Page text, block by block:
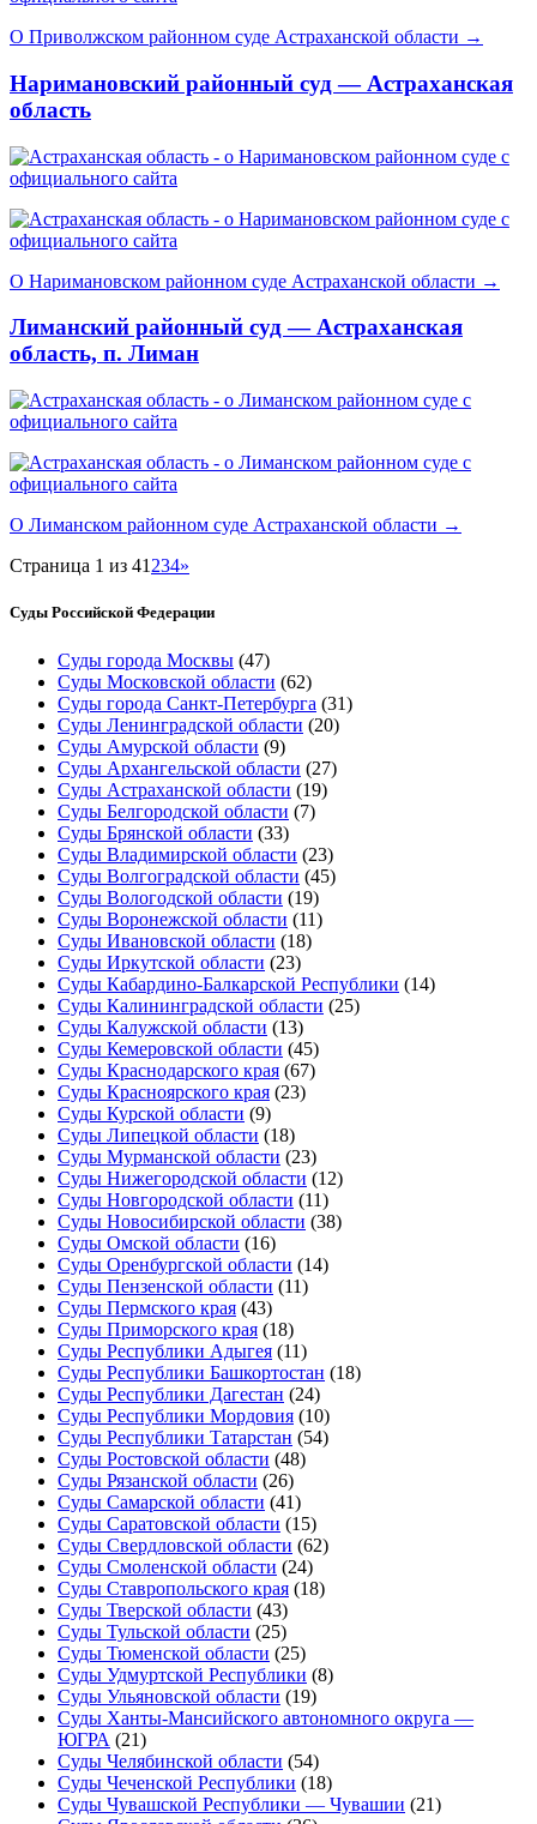
О Приволжском районном суде Астраханской области →
Наримановский районный суд — Астраханская
область
О Наримановском районном суде Астраханской области →
Лиманский районный суд — Астраханская
область, п. Лиман
О Лиманском районном суде Астраханской области →
Страница 1 из 41 234»
Суды Российской Федерации
Суды города Москвы (47)
Суды Московской области (62)
Суды города Санкт-Петербурга (31)
Суды Ленинградской области (20)
Суды Амурской области (9)
Суды Архангельской области (27)
Суды Астраханской области (19)
Суды Белгородской области (7)
Суды Брянской области (33)
Суды Владимирской области (23)
Суды Волгоградской области (45)
Суды Вологодской области (19)
Суды Воронежской области (11)
Суды Ивановской области (18)
Суды Иркутской области (23)
Суды Кабардино-Балкарской Республики (14)
Суды Калининградской области (25)
Суды Калужской области (13)
Суды Кемеровской области (45)
Суды Краснодарского края (67)
Суды Красноярского края (23)
Суды Курской области (9)
Суды Липецкой области (18)
Суды Мурманской области (23)
Суды Нижегородской области (12)
Суды Новгородской области (11)
Суды Новосибирской области (38)
Суды Омской области (16)
Суды Оренбургской области (14)
Суды Пензенской области (11)
Суды Пермского края (43)
Суды Приморского края (18)
Суды Республики Адыгея (11)
Суды Республики Башкортостан (18)
Суды Республики Дагестан (24)
Суды Республики Мордовия (10)
Суды Республики Татарстан (54)
Суды Ростовской области (48)
Суды Рязанской области (26)
Суды Самарской области (41)
Суды Саратовской области (15)
Суды Свердловской области (62)
Суды Смоленской области (24)
Суды Ставропольского края (18)
Суды Тверской области (43)
Суды Тульской области (25)
Суды Тюменской области (25)
Суды Удмуртской Республики (8)
Суды Ульяновской области (19)
Суды Ханты-Мансийского автономного округа —
ЮГРА (21)
Суды Челябинской области (54)
Суды Чеченской Республики (18)
Суды Чувашской Республики — Чувашии (21)